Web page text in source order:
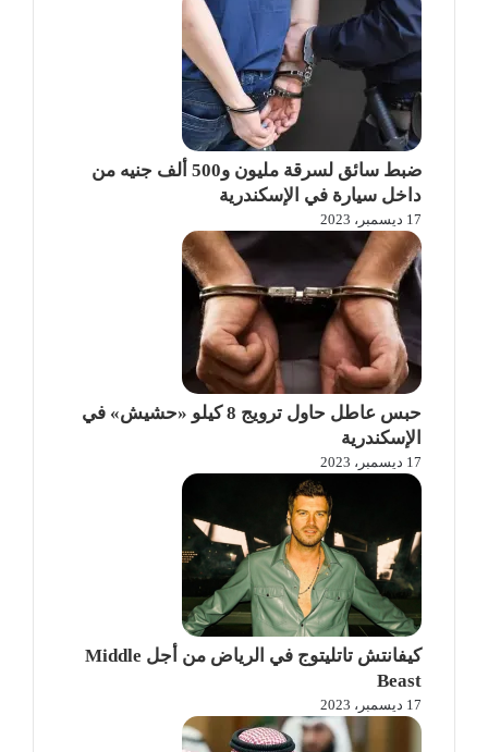
ضبط سائق لسرقة مليون و500 ألف جنيه من
داخل سيارة في الإسكندرية
17 ديسمبر، 2023
حبس عاطل حاول ترويج 8 كيلو «حشيش» في
الإسكندرية
17 ديسمبر، 2023
كيفانتش تاتليتوج في الرياض من أجل Middle
Beast
17 ديسمبر، 2023